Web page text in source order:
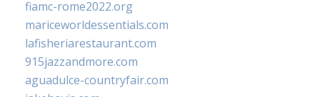
fiamc-rome2022.org
mariceworldessentials.com
lafisheriarestaurant.com
915jazzandmore.com
aguadulce-countryfair.com